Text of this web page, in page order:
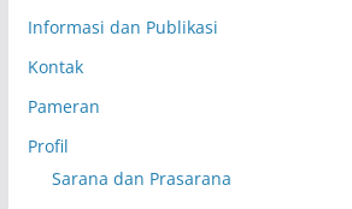
Informasi dan Publikasi
Kontak
Pameran
Profil
Sarana dan Prasarana